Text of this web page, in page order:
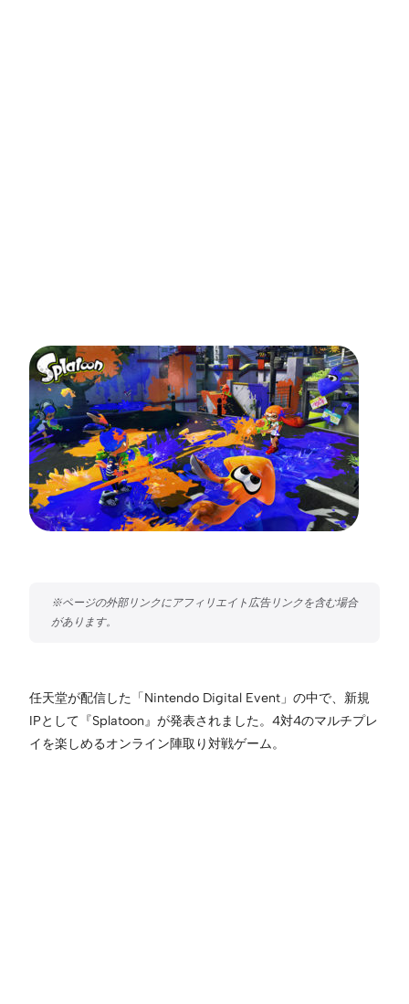
任天堂が配信した「Nintendo Digital Event」の中で、新規
IPとして『Splatoon』が発表されました。4対4のマルチプレ
イを楽しめるオンライン陣取り対戦ゲーム。